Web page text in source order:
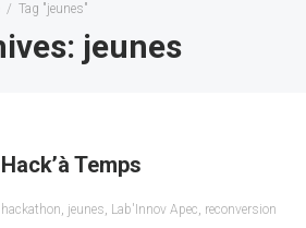
/ Tag "jeunes"
jeunes
Temps
hackathon, jeunes, Lab'Innov Apec, reconversion